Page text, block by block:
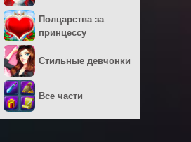
Полцарства за
принцессу
Стильные девчонки
Все части